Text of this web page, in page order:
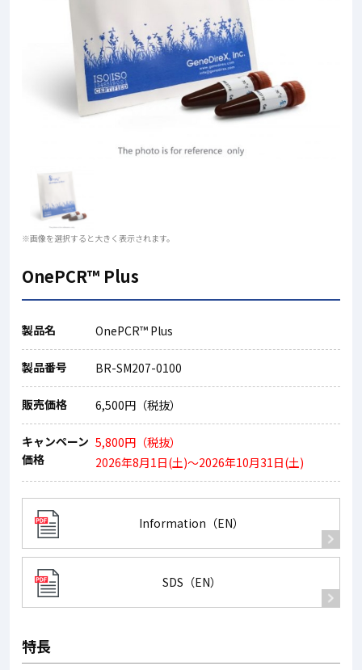
※画像を選択すると大きく表示されます。
OnePCR™ Plus
製品名 OnePCR™ Plus
製品番号 BR-SM207-0100
販売価格 6,500円（税抜）
キャンペーン
価格
5,800円（税抜）
2026年8月1日(土)～2026年10月31日(土)
Information（EN）
SDS（EN）
特長